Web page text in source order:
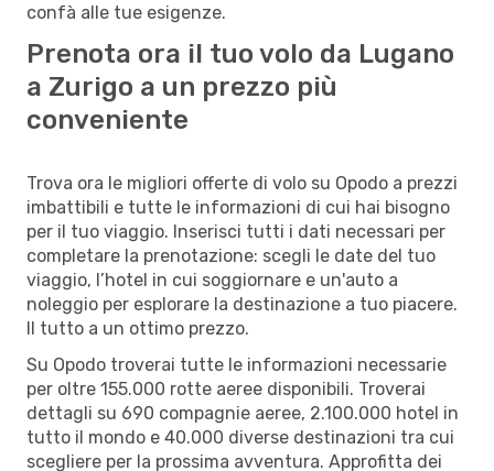
confà alle tue esigenze.
Prenota ora il tuo volo da Lugano
a Zurigo a un prezzo più
conveniente
Trova ora le migliori offerte di volo su Opodo a prezzi
imbattibili e tutte le informazioni di cui hai bisogno
per il tuo viaggio. Inserisci tutti i dati necessari per
completare la prenotazione: scegli le date del tuo
viaggio, l’hotel in cui soggiornare e un'auto a
noleggio per esplorare la destinazione a tuo piacere.
Il tutto a un ottimo prezzo.
Su Opodo troverai tutte le informazioni necessarie
per oltre 155.000 rotte aeree disponibili. Troverai
dettagli su 690 compagnie aeree, 2.100.000 hotel in
tutto il mondo e 40.000 diverse destinazioni tra cui
scegliere per la prossima avventura. Approfitta dei